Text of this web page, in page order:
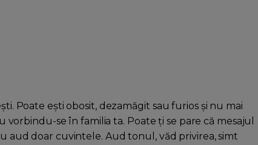
Poate ești obosit, dezamăgit sau furios și nu mai
se în familia ta. Poate ți se pare că mesajul
aud doar cuvintele. Aud tonul, văd privirea, simt